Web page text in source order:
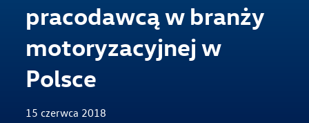
pracodawcą w branży
motoryzacyjnej w
Polsce
15 czerwca 2018